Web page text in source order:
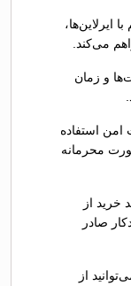
ایرلاین‌ها،
می‌کند.
و زمان
استفاده
محرمانه
خرید از
صادر
از